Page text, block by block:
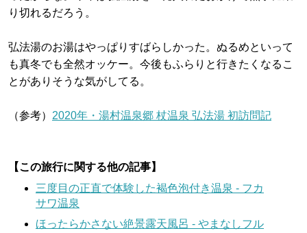
り切れるだろう。
弘法湯のお湯はやっぱりすばらしかった。ぬるめといって
も真冬でも全然オッケー。今後もふらりと行きたくなるこ
とがありそうな気がしてる。
（参考） 2020年・湯村温泉郷 杖温泉 弘法湯 初訪問記
【この旅行に関する他の記事】
三度目の正直で体験した褐色泡付き温泉 - フカ
サワ温泉
ほったらかさない絶景露天風呂 - やまなしフル